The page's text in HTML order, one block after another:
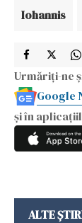
Iohannis
Urmăriți-ne
Google
și în
ALTE